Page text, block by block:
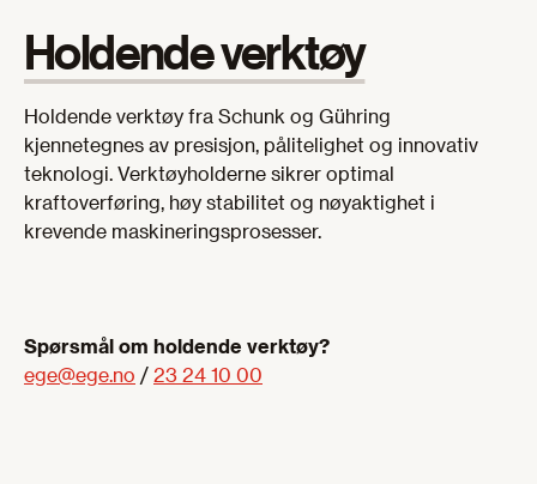
Holdende verktøy
Holdende verktøy fra Schunk og Gühring
kjennetegnes av presisjon, pålitelighet og innovativ
teknologi. Verktøyholderne sikrer optimal
kraftoverføring, høy stabilitet og nøyaktighet i
krevende maskineringsprosesser.
Spørsmål om holdende verktøy?
ege@ege.no / 23 24 10 00